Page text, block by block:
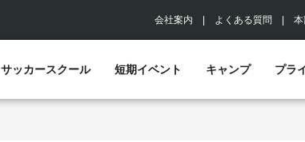
会社案内 よくある質問
サッカースクール 短期イベント キャンプ プラ